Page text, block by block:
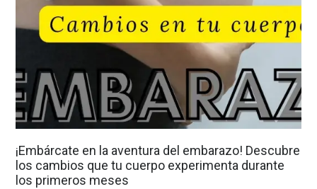
¡Embárcate en la aventura del embarazo! Descubre
los cambios que tu cuerpo experimenta durante
los primeros meses